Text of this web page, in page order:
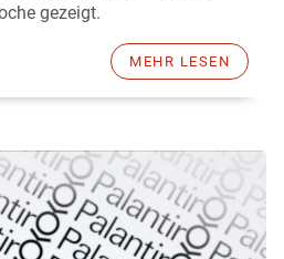
gezeigt.
MEHR LESEN